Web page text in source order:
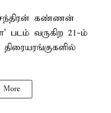
கண்ணன்
வருகிற 21-ம்
More